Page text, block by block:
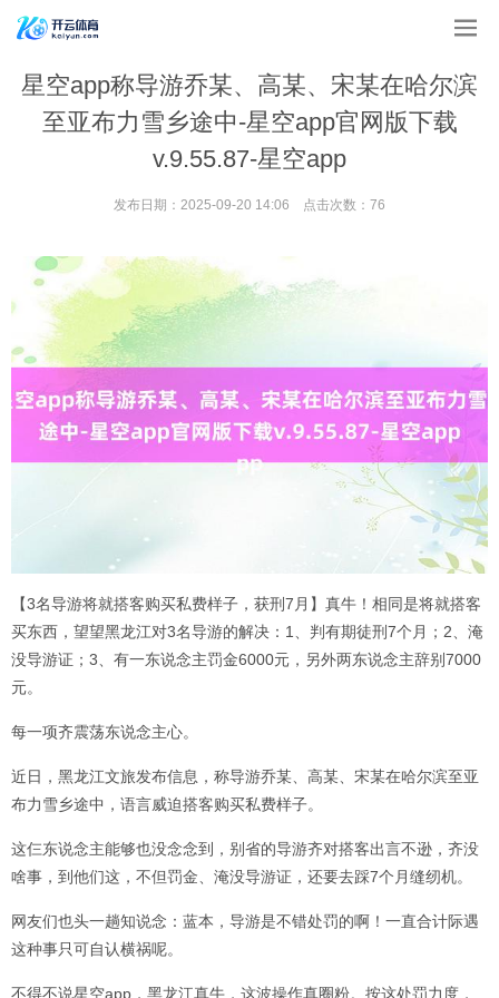
星空app称导游乔某、高某、宋某在哈尔滨
至亚布力雪乡途中-星空app官网版下载
v.9.55.87-星空app
发布日期：2025-09-20 14:06 点击次数：76
【3名导游将就搭客购买私费样子，获刑7月】真牛！相同是将就搭客
买东西，望望黑龙江对3名导游的解决：1、判有期徒刑7个月；2、淹
没导游证；3、有一东说念主罚金6000元，另外两东说念主辞别7000
元。
每一项齐震荡东说念主心。
近日，黑龙江文旅发布信息，称导游乔某、高某、宋某在哈尔滨至亚
布力雪乡途中，语言威迫搭客购买私费样子。
这仨东说念主能够也没念念到，别省的导游齐对搭客出言不逊，齐没
啥事，到他们这，不但罚金、淹没导游证，还要去踩7个月缝纫机。
网友们也头一趟知说念：蓝本，导游是不错处罚的啊！一直合计际遇
这种事只可自认横祸呢。
不得不说星空app，黑龙江真牛，这波操作真圈粉。按这处罚力度，